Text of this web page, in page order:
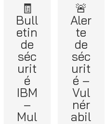
🧾
Bull
etin
de
séc
urit
é
IBM
–
Mul
🚨
Aler
te
de
séc
urit
é –
Vul
nér
abil